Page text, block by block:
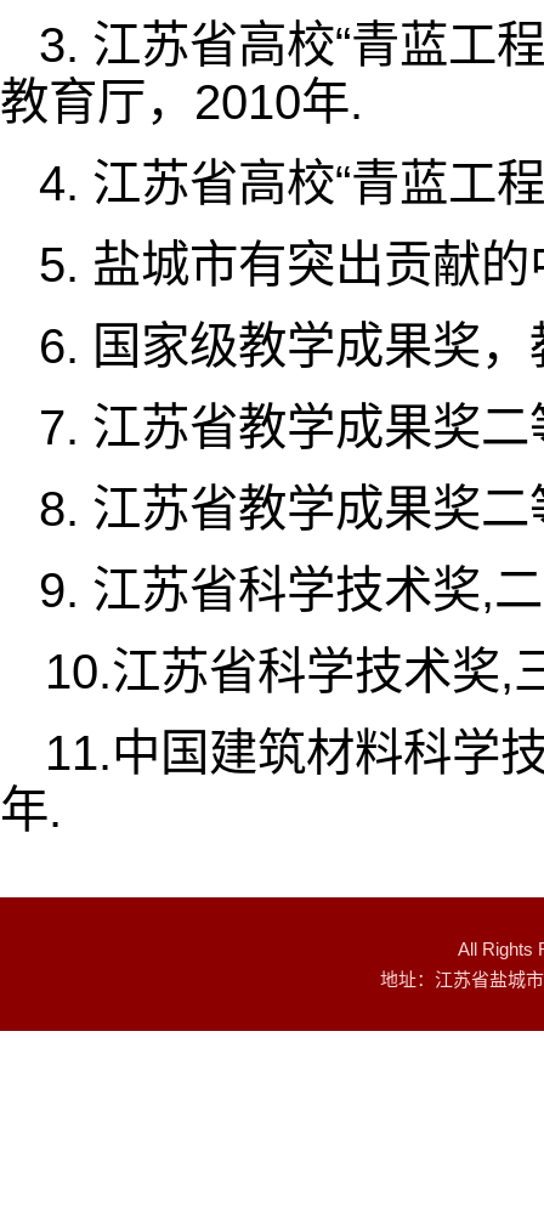
3. 江苏省高校“青蓝工
教育厅， 2010年.
4. 江苏省高校“青蓝工
5. 盐城市有突出贡献
6. 国家级教学成果奖
7. 江苏省教学成果奖
8. 江苏省教学成果奖
9. 江苏省科学技术奖,
10.江苏省科学技术奖,
11.中国建筑材料科学
年.
All Rights
地址：江苏省盐城